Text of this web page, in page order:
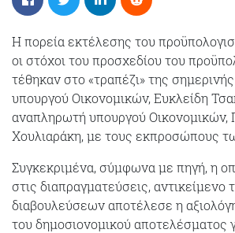
Η πορεία εκτέλεσης του
οι στόχοι του προσχεδίου του
τέθηκαν στο «τραπέζι» της
υπουργού Οικονομικών, Ευκλείδη
αναπληρωτή υπουργού Οικονομικών,
Χουλιαράκη, με τους εκπροσώπους
Συγκεκριμένα, σύμφωνα με πηγή, η
στις διαπραγματεύσεις, αντικείμενο
διαβουλεύσεων αποτέλεσε η
του δημοσιονομικού αποτελέσματος